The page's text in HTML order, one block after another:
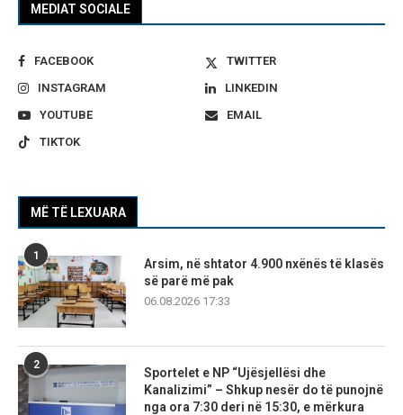
MEDIAT SOCIALE
FACEBOOK
TWITTER
INSTAGRAM
LINKEDIN
YOUTUBE
EMAIL
TIKTOK
MË TË LEXUARA
1
Arsim, në shtator 4.900 nxënës të klasës
së parë më pak
06.08.2026 17:33
2
Sportelet e NP “Ujësjellësi dhe
Kanalizimi” – Shkup nesër do të punojnë
nga ora 7:30 deri në 15:30, e mërkura